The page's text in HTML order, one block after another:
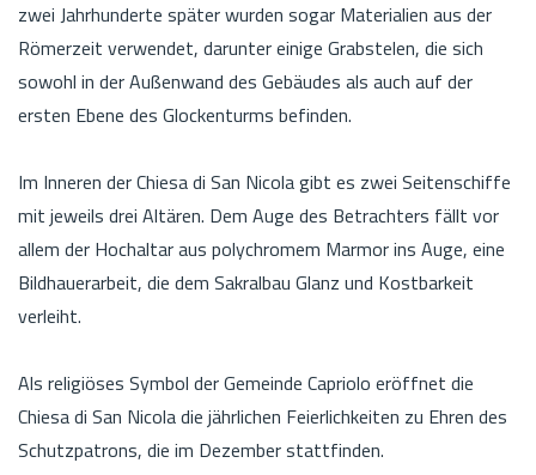
zwei Jahrhunderte später wurden sogar Materialien aus der
Römerzeit verwendet, darunter einige Grabstelen, die sich
sowohl in der Außenwand des Gebäudes als auch auf der
ersten Ebene des Glockenturms befinden.
Im Inneren der Chiesa di San Nicola gibt es zwei Seitenschiffe
mit jeweils drei Altären. Dem Auge des Betrachters fällt vor
allem der Hochaltar aus polychromem Marmor ins Auge, eine
Bildhauerarbeit, die dem Sakralbau Glanz und Kostbarkeit
verleiht.
Als religiöses Symbol der Gemeinde Capriolo eröffnet die
Chiesa di San Nicola die jährlichen Feierlichkeiten zu Ehren des
Schutzpatrons, die im Dezember stattfinden.